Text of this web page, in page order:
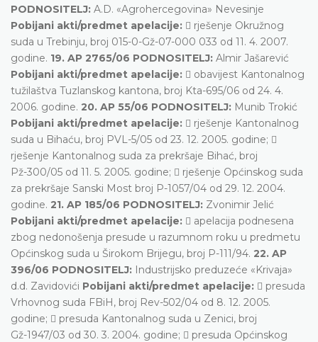
PODNOSITELJ: A.D. «Agrohercegovina» Nevesinje
Pobijani akti/predmet apelacije:  rješenje Okružnog
suda u Trebinju, broj 015-0-Gž-07-000 033 od 11. 4. 2007.
godine. 19. AP 2765/06 PODNOSITELJ: Almir Jašarević
Pobijani akti/predmet apelacije:  obavijest Kantonalnog
tužilaštva Tuzlanskog kantona, broj Kta-695/06 od 24. 4.
2006. godine. 20. AP 55/06 PODNOSITELJ: Munib Trokić
Pobijani akti/predmet apelacije:  rješenje Kantonalnog
suda u Bihaću, broj PVL-5/05 od 23. 12. 2005. godine; 
rješenje Kantonalnog suda za prekršaje Bihać, broj
Pž-300/05 od 11. 5. 2005. godine;  rješenje Općinskog suda
za prekršaje Sanski Most broj P-1057/04 od 29. 12. 2004.
godine. 21. AP 185/06 PODNOSITELJ: Zvonimir Jelić
Pobijani akti/predmet apelacije:  apelacija podnesena
zbog nedonošenja presude u razumnom roku u predmetu
Općinskog suda u Širokom Brijegu, broj P-111/94. 22. AP
396/06 PODNOSITELJ: Industrijsko preduzeće «Krivaja»
d.d. Zavidovići Pobijani akti/predmet apelacije:  presuda
Vrhovnog suda FBiH, broj Rev-502/04 od 8. 12. 2005.
godine;  presuda Kantonalnog suda u Zenici, broj
Gž-1947/03 od 30. 3. 2004. godine;  presuda Općinskog